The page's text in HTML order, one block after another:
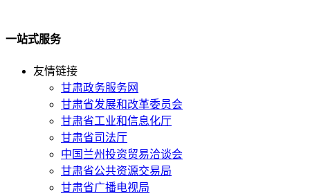
一站式服务
友情链接
甘肃政务服务网
甘肃省发展和改革委员会
甘肃省工业和信息化厅
甘肃省司法厅
中国兰州投资贸易洽谈会
甘肃省公共资源交易局
甘肃省广播电视局